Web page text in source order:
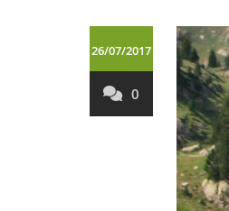
26/07/2017
0